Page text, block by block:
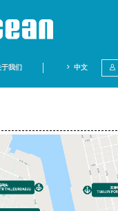
我们 中文
查询船期
内陆导航
航线点评